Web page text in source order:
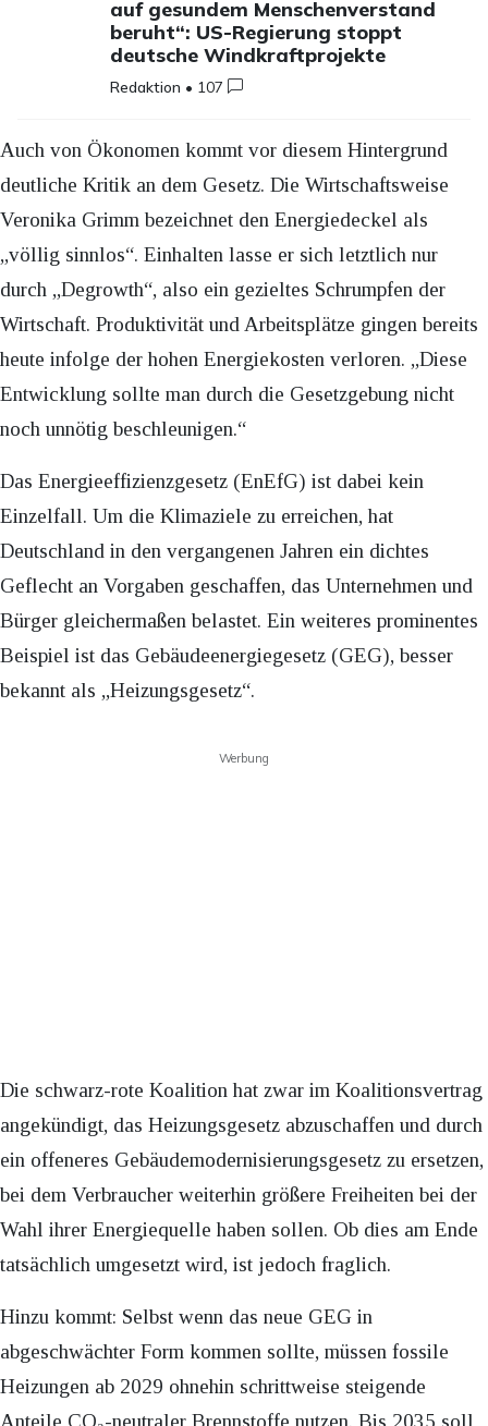
auf gesundem Menschenverstand
beruht“: US-Regierung stoppt
deutsche Windkraftprojekte
Redaktion • 107
Auch von Ökonomen kommt vor diesem Hintergrund
deutliche Kritik an dem Gesetz. Die Wirtschaftsweise
Veronika Grimm bezeichnet den Energiedeckel als
„völlig sinnlos“. Einhalten lasse er sich letztlich nur
durch „Degrowth“, also ein gezieltes Schrumpfen der
Wirtschaft. Produktivität und Arbeitsplätze gingen bereits
heute infolge der hohen Energiekosten verloren. „Diese
Entwicklung sollte man durch die Gesetzgebung nicht
noch unnötig beschleunigen.“
Das Energieeffizienzgesetz (EnEfG) ist dabei kein
Einzelfall. Um die Klimaziele zu erreichen, hat
Deutschland in den vergangenen Jahren ein dichtes
Geflecht an Vorgaben geschaffen, das Unternehmen und
Bürger gleichermaßen belastet. Ein weiteres prominentes
Beispiel ist das Gebäudeenergiegesetz (GEG), besser
bekannt als „Heizungsgesetz“.
Werbung
Die schwarz-rote Koalition hat zwar im Koalitionsvertrag
angekündigt, das Heizungsgesetz abzuschaffen und durch
ein offeneres Gebäudemodernisierungsgesetz zu ersetzen,
bei dem Verbraucher weiterhin größere Freiheiten bei der
Wahl ihrer Energiequelle haben sollen. Ob dies am Ende
tatsächlich umgesetzt wird, ist jedoch fraglich.
Hinzu kommt: Selbst wenn das neue GEG in
abgeschwächter Form kommen sollte, müssen fossile
Heizungen ab 2029 ohnehin schrittweise steigende
Anteile CO₂-neutraler Brennstoffe nutzen. Bis 2035 soll